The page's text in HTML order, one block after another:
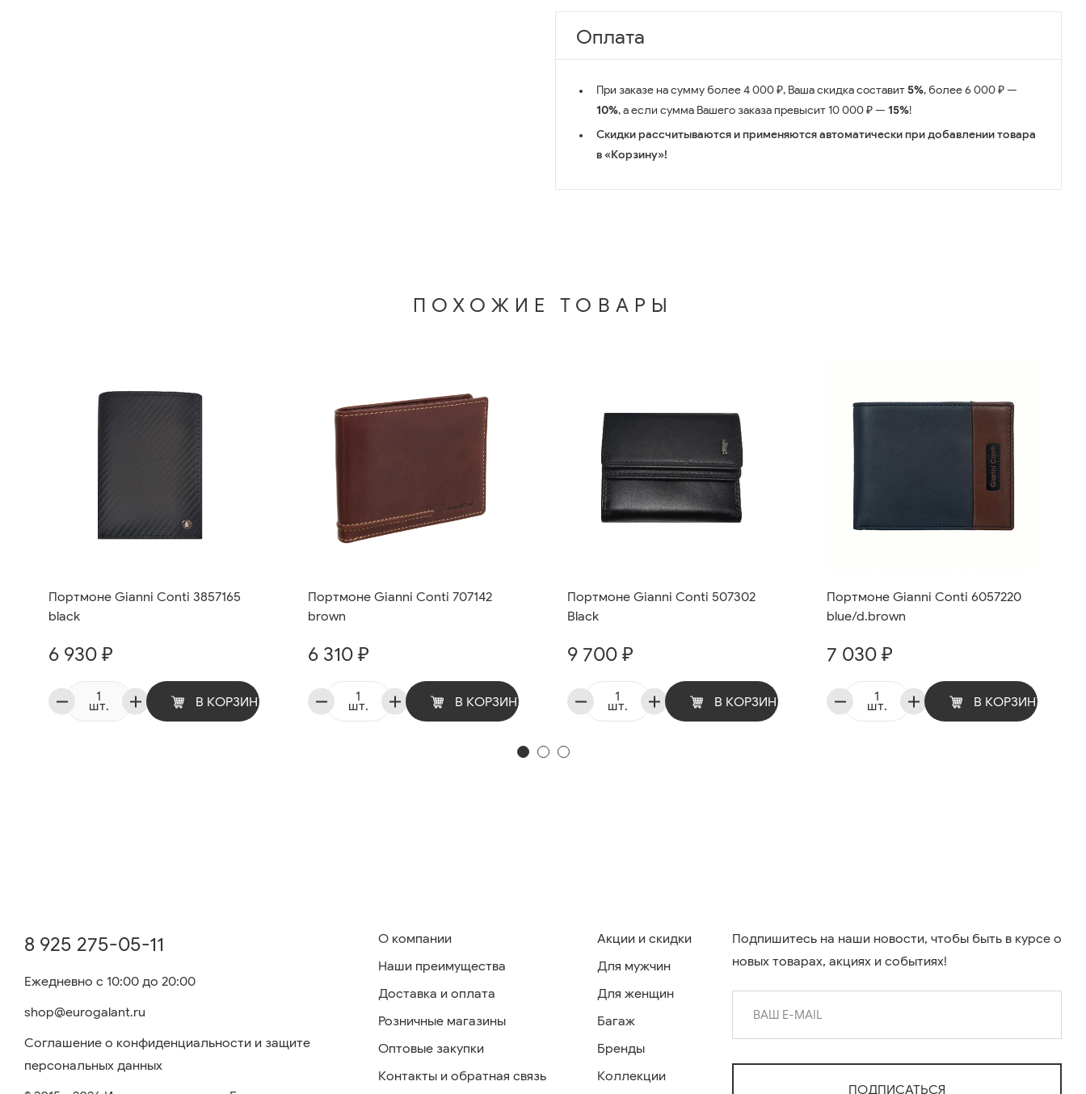
Оплата
При заказе на сумму более 4 000 ₽, Ваша скидка составит5%, более 6 000 ₽ —
10%, а если сумма Вашего заказа превысит 10 000 ₽ — 15%!
Скидки рассчитываются и применяются автоматически при добавлении товара
в «Корзину»!
ПОХОЖИЕ ТОВАРЫ
Портмоне Gianni Conti 3857165
black
6 930 ₽
шт. В КОРЗИНУ
Портмоне Gianni Conti 707142
brown
6 310 ₽
шт. В КОРЗИНУ
Портмоне Gianni Conti 507302
Black
9 700 ₽
шт. В КОРЗИНУ
Портмоне Gianni Conti 6057220
blue/d.brown
7 030 ₽
шт. В КОРЗИНУ
8 925 275-05-11
Ежедневно с 10:00 до 20:00
shop@eurogalant.ru
Соглашение о конфиденциальности и защите
персональных данных
О компании
Наши преимущества
Доставка и оплата
Розничные магазины
Оптовые закупки
Контакты и обратная связь
Акции и скидки
Для мужчин
Для женщин
Багаж
Бренды
Коллекции
Подпишитесь на наши новости, чтобы быть в курсе о
новых товарах, акциях и событиях!